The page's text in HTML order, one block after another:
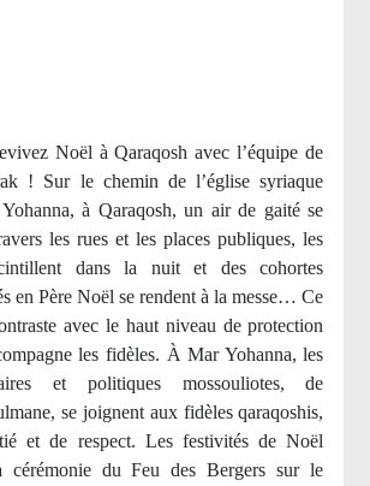
Noël à Qaraqosh avec l’équipe de
! Sur le chemin de l’église syriaque
à Qaraqosh, un air de gaité se
les rues et les places publiques, les
dans la nuit et des cohortes
en Père Noël se rendent à la messe… Ce
avec le haut niveau de protection
les fidèles. À Mar Yohanna, les
et politiques mossouliotes, de
se joignent aux fidèles qaraqoshis,
et de respect. Les festivités de Noël
cérémonie du Feu des Bergers sur le